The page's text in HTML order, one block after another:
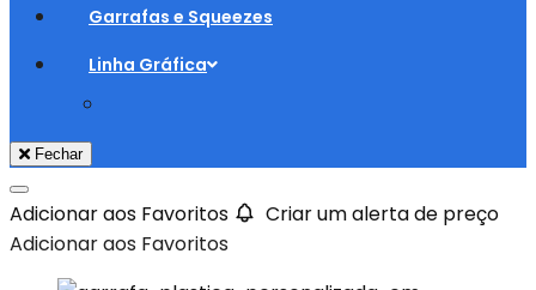
Garrafas e Squeezes
Linha Gráfica
Fechar
Adicionar aos Favoritos
Criar um alerta de preço
Adicionar aos Favoritos